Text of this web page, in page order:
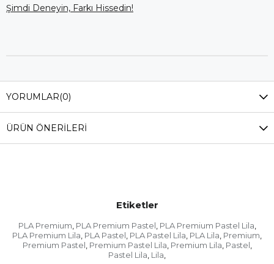
Şimdi Deneyin, Farkı Hissedin!
YORUMLAR(0)
ÜRÜN ÖNERILERI
Etiketler
PLA Premium, PLA Premium Pastel, PLA Premium Pastel Lila,
PLA Premium Lila, PLA Pastel, PLA Pastel Lila, PLA Lila, Premium,
Premium Pastel, Premium Pastel Lila, Premium Lila, Pastel,
Pastel Lila, Lila,